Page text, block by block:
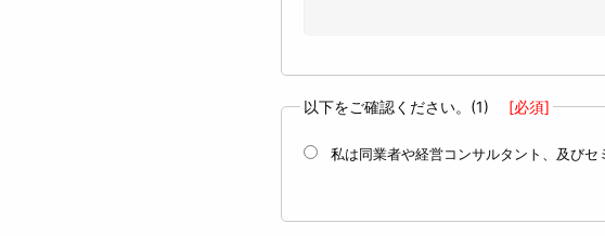
以下をご確認ください。(1) [必須]
私は同業者や経営コンサルタント、及びセ